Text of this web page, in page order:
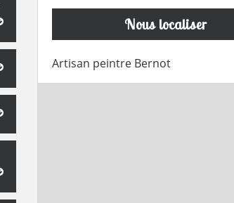
Nous localiser
Artisan peintre Bernot